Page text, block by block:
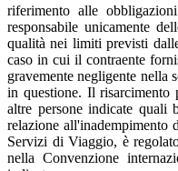
riferimento alle
responsabile unicamente
qualità nei limiti previsti
caso in cui il contraente
gravemente negligente nella
in questione. Il
altre persone indicate
relazione all'inadempimento
Servizi di Viaggio, è
nella Convenzione